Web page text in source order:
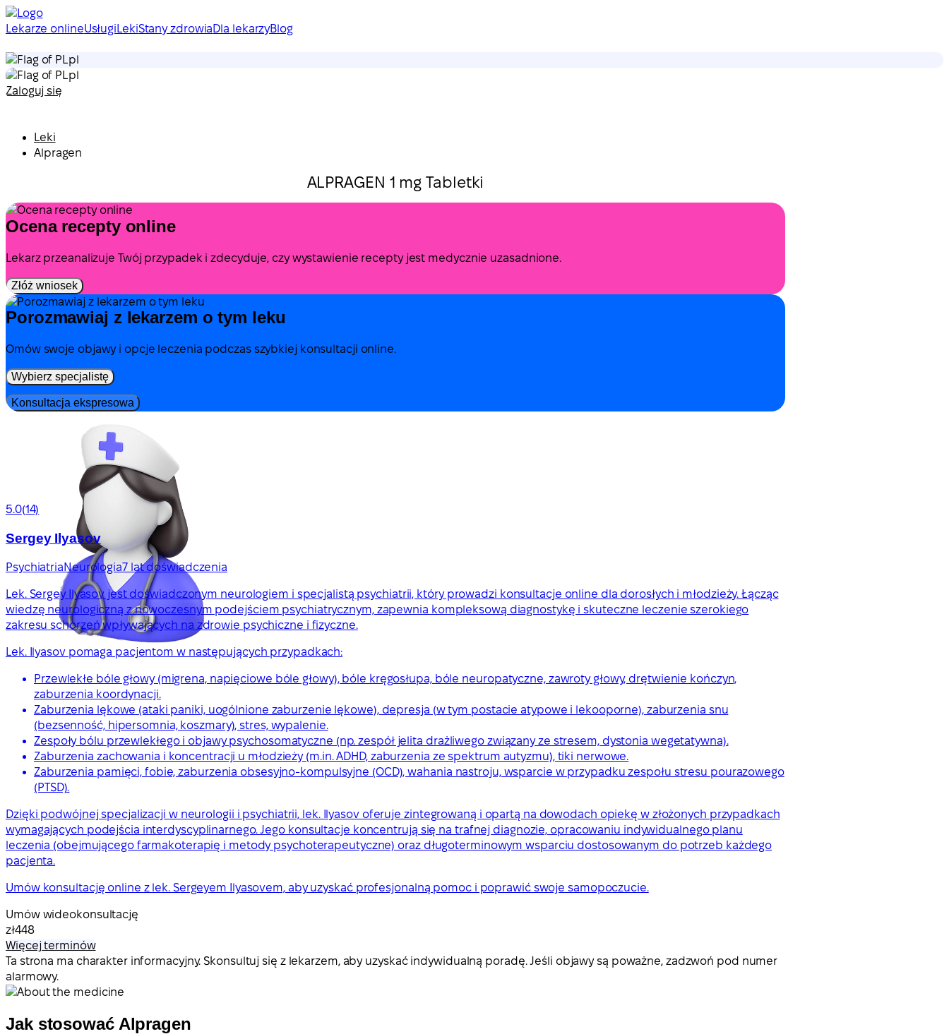
Lekarze onlineUsługi LekiStany zdrowiaDla lekarzyBlog
pl
pl
Zaloguj się
Leki
Alpragen
ALPRAGEN 1 mg Tabletki
Ocena recepty online
Lekarz przeanalizuje Twój przypadek i zdecyduje, czy wystawienie recepty jest medycznie uzasadnione.
Złóż wniosek
Porozmawiaj z lekarzem o tym leku
Omów swoje objawy i opcje leczenia podczas szybkiej konsultacji online.
Wybierz specjalistę
Konsultacja ekspresowa
5.0(14)
Sergey Ilyasov
PsychiatriaNeurologia7 lat doświadczenia
Lek. Sergey Ilyasov jest doświadczonym neurologiem i specjalistą psychiatrii, który prowadzi konsultacje online dla dorosłych i młodzieży. Łącząc
wiedzę neurologiczną z nowoczesnym podejściem psychiatrycznym, zapewnia kompleksową diagnostykę i skuteczne leczenie szerokiego
zakresu schorzeń wpływających na zdrowie psychiczne i fizyczne.
Lek. Ilyasov pomaga pacjentom w następujących przypadkach:
Przewlekłe bóle głowy (migrena, napięciowe bóle głowy), bóle kręgosłupa, bóle neuropatyczne, zawroty głowy, drętwienie kończyn,
zaburzenia koordynacji.
Zaburzenia lękowe (ataki paniki, uogólnione zaburzenie lękowe), depresja (w tym postacie atypowe i lekooporne), zaburzenia snu
(bezsenność, hipersomnia, koszmary), stres, wypalenie.
Zespoły bólu przewlekłego i objawy psychosomatyczne (np. zespół jelita drażliwego związany ze stresem, dystonia wegetatywna).
Zaburzenia zachowania i koncentracji u młodzieży (m.in. ADHD, zaburzenia ze spektrum autyzmu), tiki nerwowe.
Zaburzenia pamięci, fobie, zaburzenia obsesyjno-kompulsyjne (OCD), wahania nastroju, wsparcie w przypadku zespołu stresu pourazowego
(PTSD).
Dzięki podwójnej specjalizacji w neurologii i psychiatrii, lek. Ilyasov oferuje zintegrowaną i opartą na dowodach opiekę w złożonych przypadkach
wymagających podejścia interdyscyplinarnego. Jego konsultacje koncentrują się na trafnej diagnozie, opracowaniu indywidualnego planu
leczenia (obejmującego farmakoterapię i metody psychoterapeutyczne) oraz długoterminowym wsparciu dostosowanym do potrzeb każdego
pacjenta.
Umów konsultację online z lek. Sergeyem Ilyasovem, aby uzyskać profesjonalną pomoc i poprawić swoje samopoczucie.
Umów wideokonsultację
zł448
Więcej terminów
Ta strona ma charakter informacyjny. Skonsultuj się z lekarzem, aby uzyskać indywidualną poradę. Jeśli objawy są poważne, zadzwoń pod numer
alarmowy.
Jak stosować Alpragen